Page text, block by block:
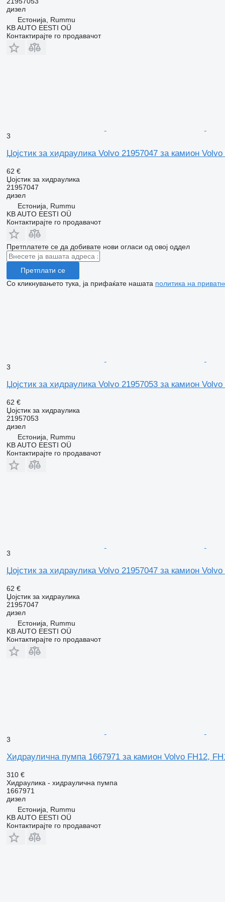
дизел
Естонија, Rummu
KB AUTO EESTI OÜ
Контактирајте го продавачот
3
Џојстик за хидраулика Volvo 21957047 за камион
62 €
Џојстик за хидраулика
21957047
дизел
Естонија, Rummu
KB AUTO EESTI OÜ
Контактирајте го продавачот
Претплатете се да добивате нови огласи од овој оддел
Претплати се
Со кликнувањето тука, ја прифаќате нашата политика на
3
Џојстик за хидраулика Volvo 21957053 за камион
62 €
Џојстик за хидраулика
21957053
дизел
Естонија, Rummu
KB AUTO EESTI OÜ
Контактирајте го продавачот
3
Џојстик за хидраулика Volvo 21957047 за камион
62 €
Џојстик за хидраулика
21957047
дизел
Естонија, Rummu
KB AUTO EESTI OÜ
Контактирајте го продавачот
3
Хидраулична пумпа 1667971 за камион Volvo FH12,
310 €
Хидраулика - хидраулична пумпа
1667971
дизел
Естонија, Rummu
KB AUTO EESTI OÜ
Контактирајте го продавачот